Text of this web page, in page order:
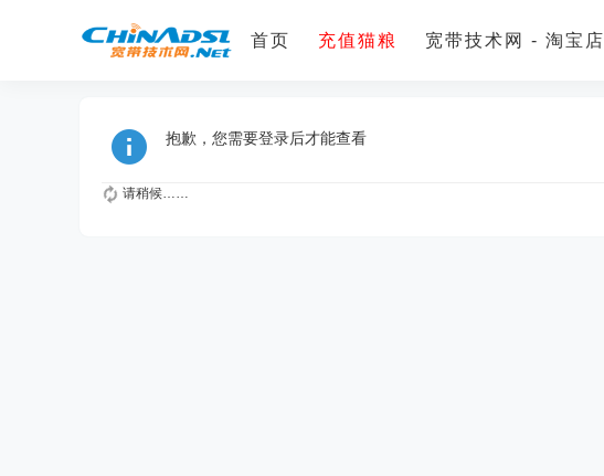
首页 充值猫粮 宽带技术网 - 淘宝店
抱歉，您需要登录后才能查看
请稍候……